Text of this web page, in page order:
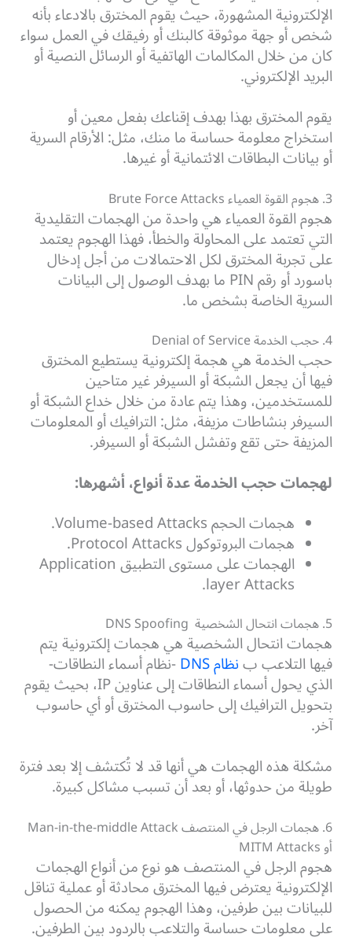
الإلكترونية المشهورة، حيث يقوم المخترق بالادعاء بأنه
شخص أو جهة موثوقة كالبنك أو رفيقك في العمل سواء
كان من خلال المكالمات الهاتفية أو الرسائل النصية أو
البريد الإلكتروني.
يقوم المخترق بهذا بهدف إقناعك بفعل معين أو
استخراج معلومة حساسة ما منك، مثل: الأرقام السرية
أو بيانات البطاقات الائتمانية أو غيرها.
3. هجوم القوة العمياء Brute Force Attacks
هجوم القوة العمياء هي واحدة من الهجمات التقليدية
التي تعتمد على المحاولة والخطأ، فهذا الهجوم يعتمد
على تجربة المخترق لكل الاحتمالات من أجل إدخال
باسورد أو رقم PIN ما بهدف الوصول إلى البيانات
السرية الخاصة بشخص ما.
4. حجب الخدمة Denial of Service
حجب الخدمة هي هجمة إلكترونية يستطيع المخترق
فيها أن يجعل الشبكة أو السيرفر غير متاحين
للمستخدمين، وهذا يتم عادة من خلال خداع الشبكة أو
السيرفر بنشاطات مزيفة، مثل: الترافيك أو المعلومات
المزيفة حتى تقع وتفشل الشبكة أو السيرفر.
لهجمات حجب الخدمة عدة أنواع، أشهرها:
هجمات الحجم Volume-based Attacks.
هجمات البروتوكول Protocol Attacks.
الهجمات على مستوى التطبيق Application
layer Attacks.
5. هجمات انتحال الشخصية DNS Spoofing
هجمات انتحال الشخصية هي هجمات إلكترونية يتم
فيها التلاعب بنظام DNS -نظام أسماء النطاقات-
الذي يحول أسماء النطاقات إلى عناوين IP، بحيث يقوم
بتحويل الترافيك إلى حاسوب المخترق أو أي حاسوب
آخر.
مشكلة هذه الهجمات هي أنها قد لا تُكتشف إلا بعد فترة
طويلة من حدوثها، أو بعد أن تسبب مشاكل كبيرة.
6. هجمات الرجل في المنتصف Man-in-the-middle Attack
أو MITM Attacks
هجوم الرجل في المنتصف هو نوع من أنواع الهجمات
الإلكترونية يعترض فيها المخترق محادثة أو عملية تناقل
للبيانات بين طرفين، وهذا الهجوم يمكنه من الحصول
على معلومات حساسة والتلاعب بالردود بين الطرفين.